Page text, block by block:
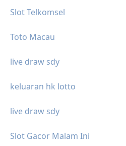
Slot Telkomsel
Toto Macau
live draw sdy
keluaran hk lotto
live draw sdy
Slot Gacor Malam Ini